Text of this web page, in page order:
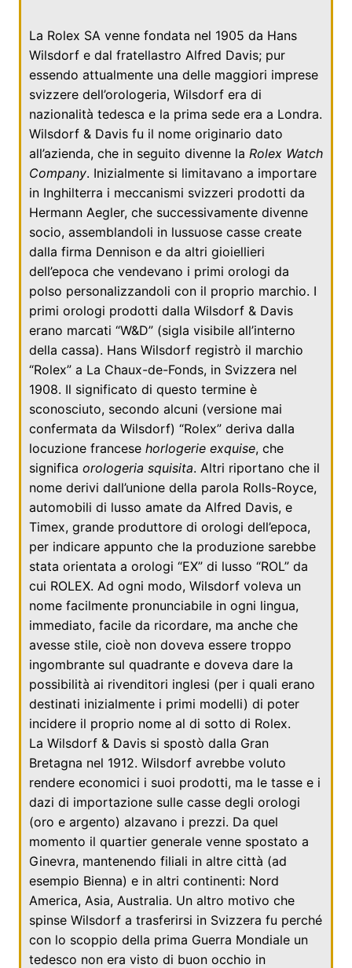
La Rolex SA venne fondata nel 1905 da Hans
Wilsdorf e dal fratellastro Alfred Davis; pur
essendo attualmente una delle maggiori imprese
svizzere dell’orologeria, Wilsdorf era di
nazionalità tedesca e la prima sede era a Londra.
Wilsdorf & Davis fu il nome originario dato
all’azienda, che in seguito divenne la Rolex Watch
Company. Inizialmente si limitavano a importare
in Inghilterra i meccanismi svizzeri prodotti da
Hermann Aegler, che successivamente divenne
socio, assemblandoli in lussuose casse create
dalla firma Dennison e da altri gioiellieri
dell’epoca che vendevano i primi orologi da
polso personalizzandoli con il proprio marchio. I
primi orologi prodotti dalla Wilsdorf & Davis
erano marcati “W&D” (sigla visibile all’interno
della cassa). Hans Wilsdorf registrò il marchio
“Rolex” a La Chaux-de-Fonds, in Svizzera nel
1908. Il significato di questo termine è
sconosciuto, secondo alcuni (versione mai
confermata da Wilsdorf) “Rolex” deriva dalla
locuzione francese horlogerie exquise, che
significa orologeria squisita. Altri riportano che il
nome derivi dall’unione della parola Rolls-Royce,
automobili di lusso amate da Alfred Davis, e
Timex, grande produttore di orologi dell’epoca,
per indicare appunto che la produzione sarebbe
stata orientata a orologi “EX” di lusso “ROL” da
cui ROLEX. Ad ogni modo, Wilsdorf voleva un
nome facilmente pronunciabile in ogni lingua,
immediato, facile da ricordare, ma anche che
avesse stile, cioè non doveva essere troppo
ingombrante sul quadrante e doveva dare la
possibilità ai rivenditori inglesi (per i quali erano
destinati inizialmente i primi modelli) di poter
incidere il proprio nome al di sotto di Rolex.
La Wilsdorf & Davis si spostò dalla Gran
Bretagna nel 1912. Wilsdorf avrebbe voluto
rendere economici i suoi prodotti, ma le tasse e i
dazi di importazione sulle casse degli orologi
(oro e argento) alzavano i prezzi. Da quel
momento il quartier generale venne spostato a
Ginevra, mantenendo filiali in altre città (ad
esempio Bienna) e in altri continenti: Nord
America, Asia, Australia. Un altro motivo che
spinse Wilsdorf a trasferirsi in Svizzera fu perché
con lo scoppio della prima Guerra Mondiale un
tedesco non era visto di buon occhio in